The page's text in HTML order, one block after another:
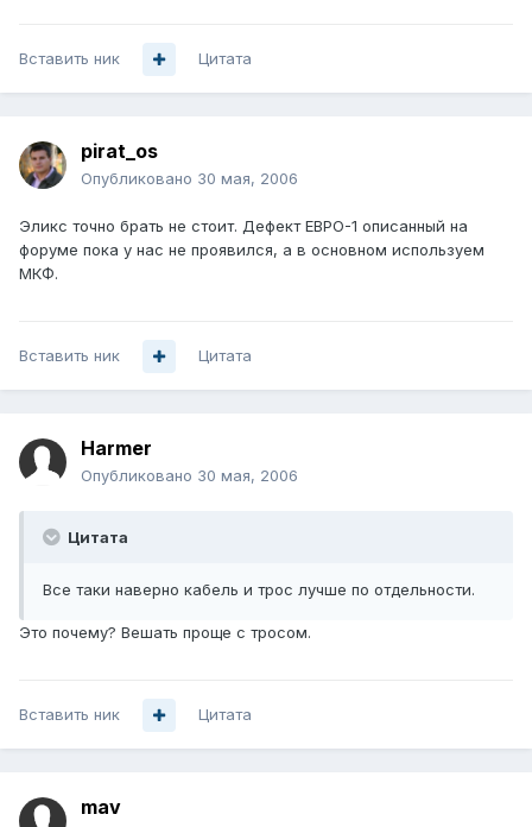
Вставить ник Цитата
pirat_os
Опубликовано 30 мая, 2006
Эликс точно брать не стоит. Дефект ЕВРО-1 описанный на
форуме пока у нас не проявился, а в основном используем
МКФ.
Вставить ник Цитата
Harmer
Опубликовано 30 мая, 2006
Цитата
Все таки наверно кабель и трос лучше по отдельности.
Это почему? Вешать проще с тросом.
Вставить ник Цитата
mav